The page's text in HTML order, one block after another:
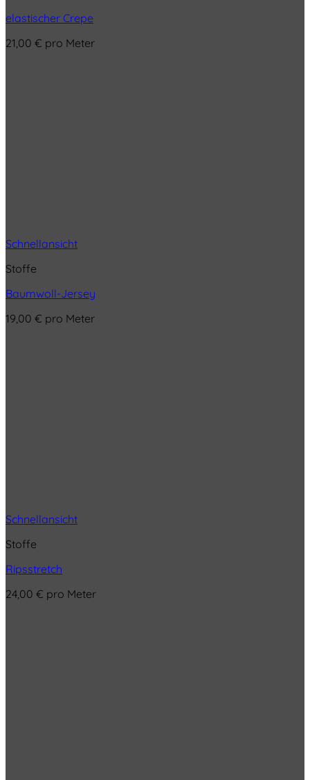
elastischer Crepe
21,00 € pro Meter
Schnellansicht
Stoffe
Baumwoll-Jersey
19,00 € pro Meter
Schnellansicht
Stoffe
Ripsstretch
24,00 € pro Meter